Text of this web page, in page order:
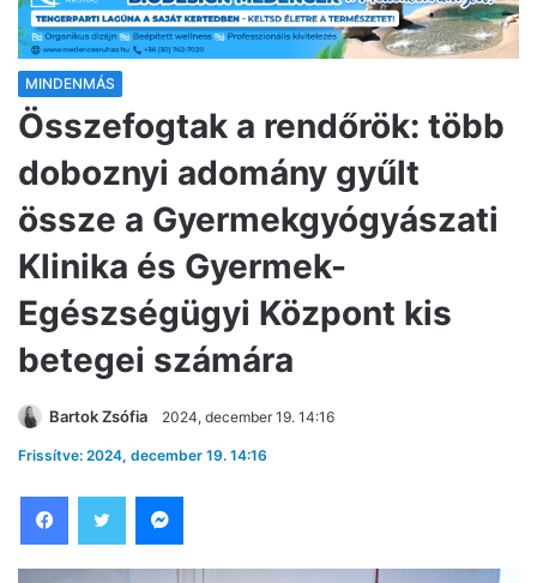
MINDENMÁS
Összefogtak a rendőrök: több
doboznyi adomány gyűlt
össze a Gyermekgyógyászati
Klinika és Gyermek-
Egészségügyi Központ kis
betegei számára
Bartok Zsófia 2024, december 19. 14:16
Frissítve: 2024, december 19. 14:16